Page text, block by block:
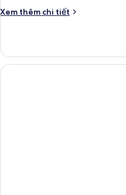
Xem thêm chi tiết
Chi
Phòng
đơn
Superior